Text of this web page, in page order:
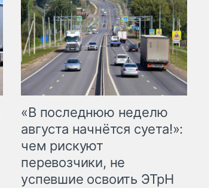
«В последнюю неделю
августа начнётся суета!»:
чем рискуют
перевозчики, не
успевшие освоить ЭТрН